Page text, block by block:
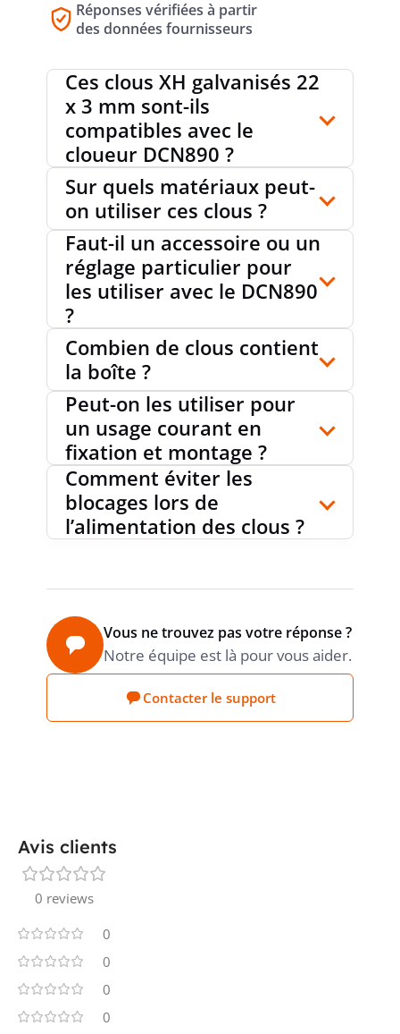
encore travaux préparatoires avant passage de câbles et
équipements. Leur conception orientée fixation directe en
recherchant un consommable compatible avec les
cadences de pose modernes.
Réponses vérifiées à partir
des données fournisseurs
Ces clous XH galvanisés 22
x 3 mm sont-ils
compatibles avec le
cloueur DCN890 ?
Sur quels matériaux peut-
on utiliser ces clous ?
Faut-il un accessoire ou un
réglage particulier pour
les utiliser avec le DCN890
?
Combien de clous contient
la boîte ?
Peut-on les utiliser pour
un usage courant en
fixation et montage ?
Comment éviter les
blocages lors de
l’alimentation des clous ?
Vous ne trouvez pas votre réponse ?
Notre équipe est là pour vous aider.
Contacter le support
Avis clients
0 reviews
0
0
0
0